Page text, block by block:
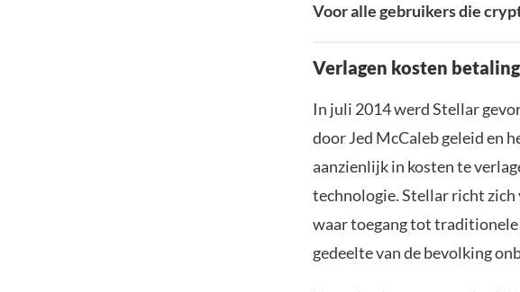
Voor alle gebruikers die
Verlagen kosten
In juli 2014 werd Stellar
door Jed McCaleb geleid en
aanzienlijk in kosten te
technologie. Stellar richt zich
waar toegang tot
gedeelte van de bevolking